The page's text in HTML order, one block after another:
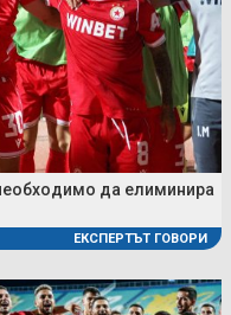
да елиминира
ЕКСПЕРТЪТ ГОВОРИ